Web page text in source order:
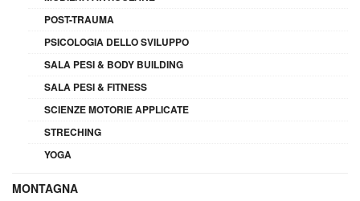
POST-TRAUMA
PSICOLOGIA DELLO SVILUPPO
SALA PESI & BODY BUILDING
SALA PESI & FITNESS
SCIENZE MOTORIE APPLICATE
STRECHING
YOGA
MONTAGNA